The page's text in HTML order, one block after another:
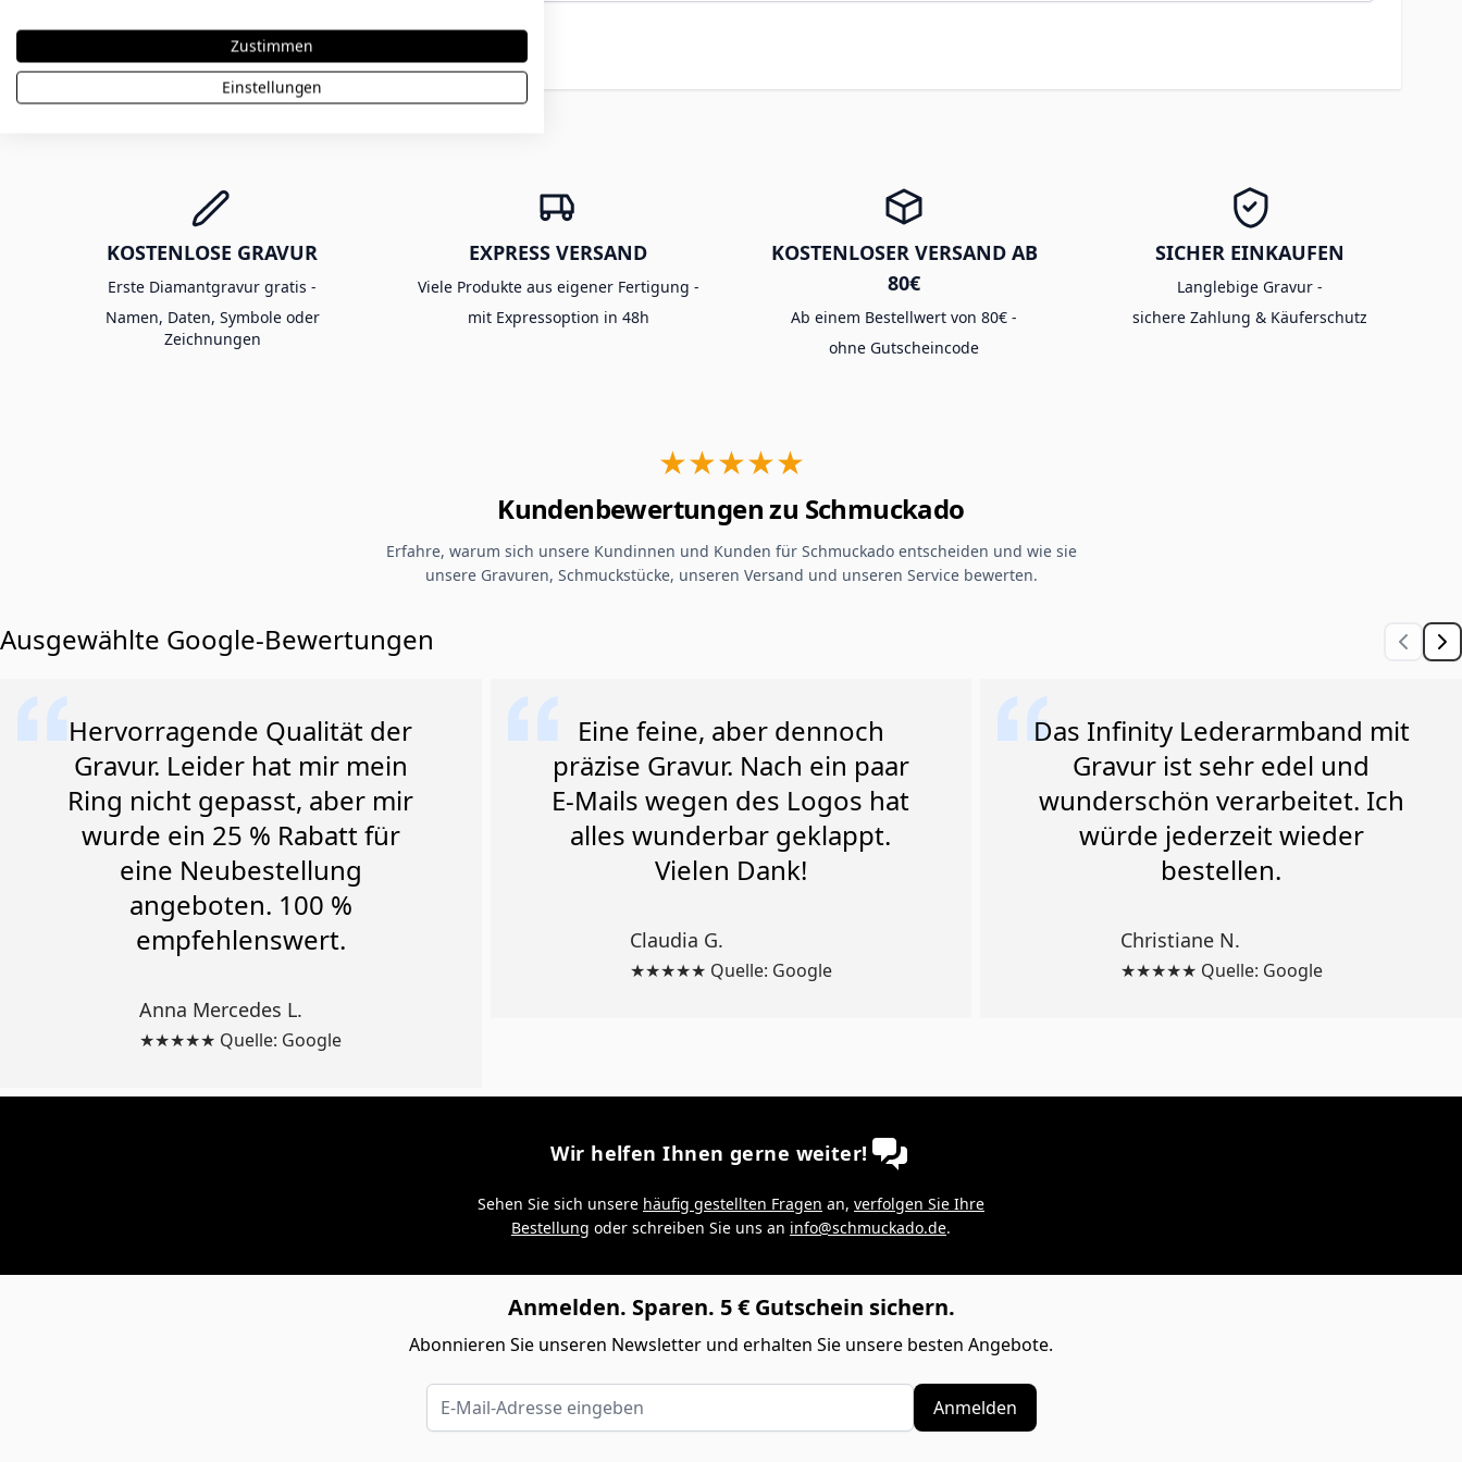
Bewertung abschicken
KOSTENLOSE GRAVUR
Erste Diamantgravur gratis -
Namen, Daten, Symbole oder
Zeichnungen
EXPRESS VERSAND
Viele Produkte aus eigener Fertigung -
mit Expressoption in 48h
KOSTENLOSER VERSAND AB
80€
Ab einem Bestellwert von 80€ -
ohne Gutscheincode
SICHER EINKAUFEN
Langlebige Gravur -
sichere Zahlung & Käuferschutz
★★★★★
Kundenbewertungen zu Schmuckado
Erfahre, warum sich unsere Kundinnen und Kunden für Schmuckado entscheiden und wie sie
unsere Gravuren, Schmuckstücke, unseren Versand und unseren Service bewerten.
Ausgewählte Google-Bewertungen
Hervorragende Qualität der
Gravur. Leider hat mir mein
Ring nicht gepasst, aber mir
wurde ein 25 % Rabatt für
eine Neubestellung
angeboten. 100 %
empfehlenswert.
Anna Mercedes L.
★★★★★ Quelle: Google
Eine feine, aber dennoch
präzise Gravur. Nach ein paar
E-Mails wegen des Logos hat
alles wunderbar geklappt.
Vielen Dank!
Claudia G.
★★★★★ Quelle: Google
Das Infinity Lederarmband mit
Gravur ist sehr edel und
wunderschön verarbeitet. Ich
würde jederzeit wieder
bestellen.
Christiane N.
★★★★★ Quelle: Google
Wir helfen Ihnen gerne weiter!
Sehen Sie sich unsere häufig gestellten Fragen an, verfolgen Sie Ihre
Bestellung oder schreiben Sie uns an info@schmuckado.de.
Anmelden. Sparen. 5 € Gutschein sichern.
Abonnieren Sie unseren Newsletter und erhalten Sie unsere besten Angebote.
E-Mail-Adresse eingeben Anmelden
Zustimmen
Einstellungen